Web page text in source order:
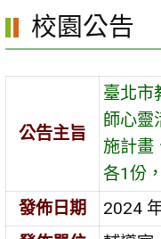
校園公告
公告主旨
臺北市
師心靈
施計畫
各1份
發佈日期
2024